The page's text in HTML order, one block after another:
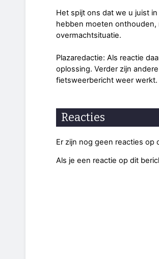
Het spijt ons dat we u juist
hebben moeten
overmachtsituatie.
Plazaredactie: Als reactie
oplossing. Verder zijn
fietsweerbericht weer werkt.
Reacties
Er zijn nog geen reacties op
Als je een reactie op dit